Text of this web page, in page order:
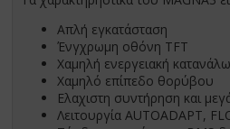
Απλή εγκατάσταση
Ένγχρωμη οθόνη TFT
Χαμηλή ενεργειακή
Χαμηλό επίπεδο θορύβου
Ελαχιστη συντήρηση και
Λειτουργία AUTOADAPT,